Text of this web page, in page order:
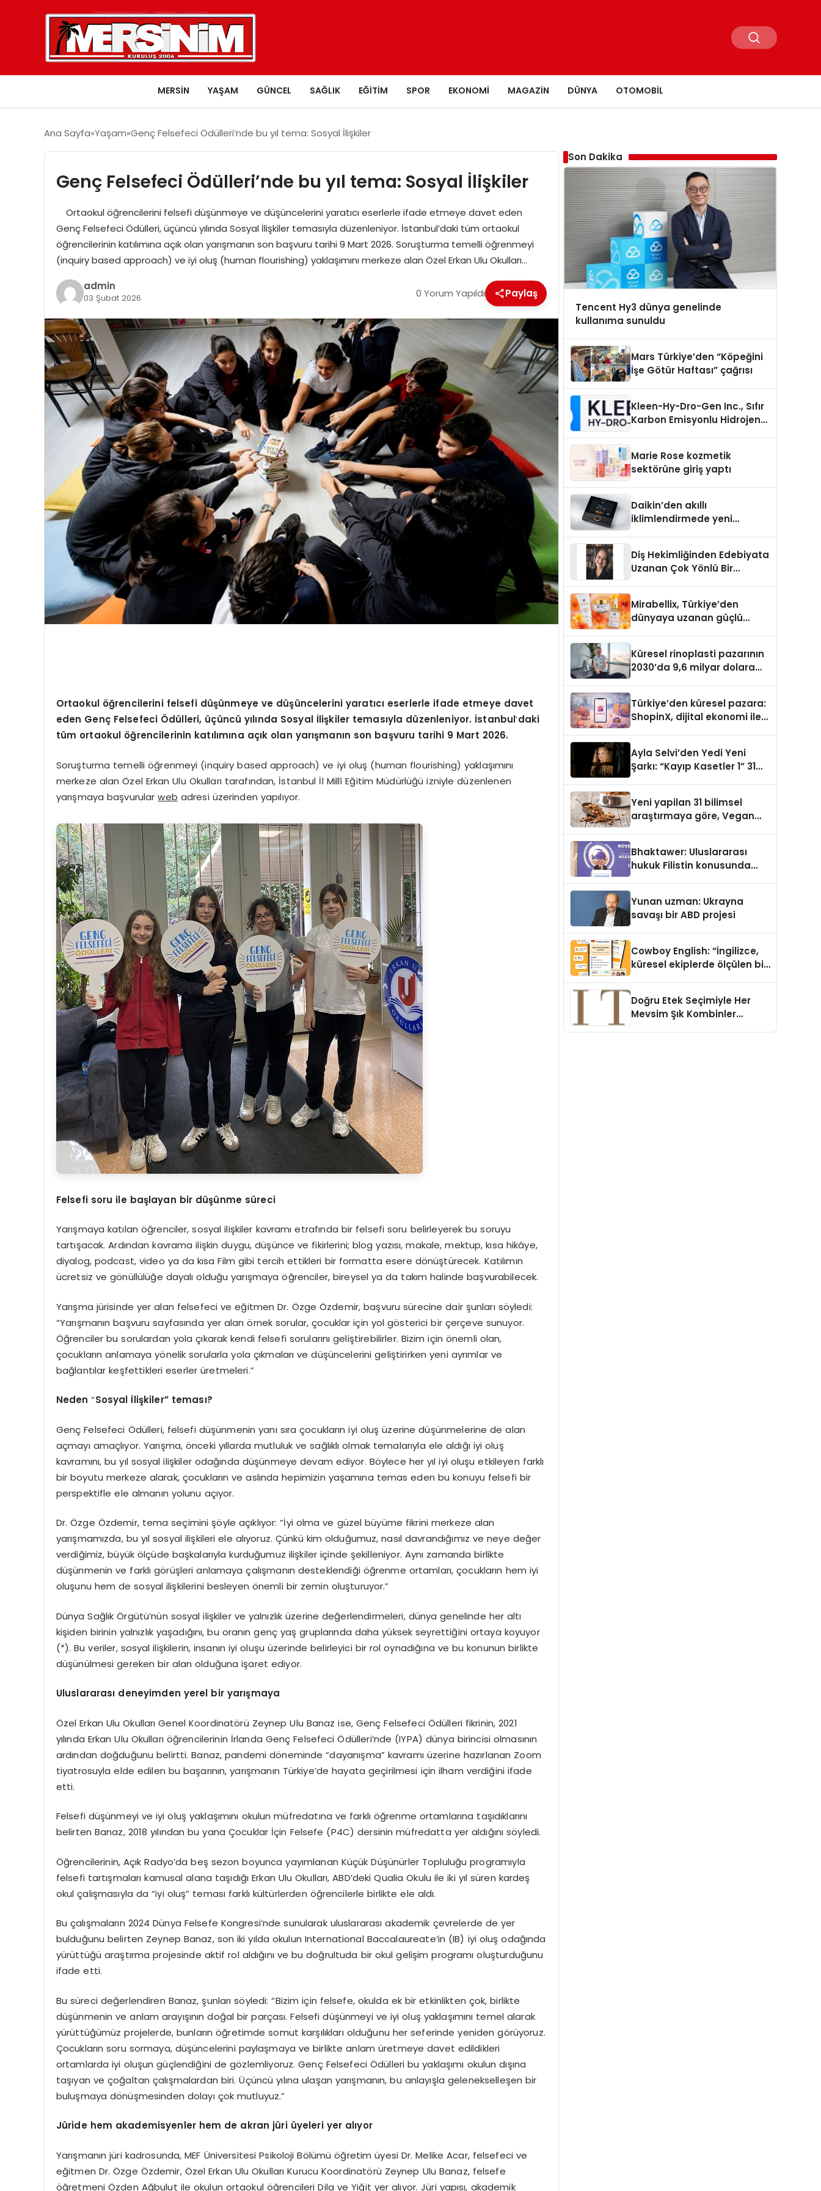
MERSIN YAŞAM GÜNCEL SAĞLIK EĞITIM SPOR EKONOMI MAGAZIN DÜNYA OTOMOBIL
Ana Sayfa Yaşam Genç Felsefeci Ödülleri’nde bu yıl tema: Sosyal İlişkiler
Genç Felsefeci Ödülleri’nde bu yıl tema: Sosyal İlişkiler
Ortaokul öğrencilerini felsefi düşünmeye ve düşüncelerini yaratıcı eserlerle ifade etmeye davet eden
Genç Felsefeci Ödülleri, üçüncü yılında Sosyal İlişkiler temasıyla düzenleniyor. İstanbul’daki tüm ortaokul
öğrencilerinin katılımına açık olan yarışmanın son başvuru tarihi 9 Mart 2026. Soruşturma temelli öğrenmeyi
(inquiry based approach) ve iyi oluş (human flourishing) yaklaşımını merkeze alan Özel Erkan Ulu Okulları…
admin
03 Şubat 2026 0 Yorum Yapıldı Paylaş
Ortaokul öğrencilerini felsefi düşünmeye ve düşüncelerini yaratıcı eserlerle ifade etmeye davet
eden Genç Felsefeci Ödülleri, üçüncü yılında Sosyal İlişkiler temasıyla düzenleniyor. İstanbul’daki
tüm ortaokul öğrencilerinin katılımına açık olan yarışmanın son başvuru tarihi 9 Mart 2026.
Soruşturma temelli öğrenmeyi (inquiry based approach) ve iyi oluş (human flourishing) yaklaşımını
merkeze alan Özel Erkan Ulu Okulları tarafından, İstanbul İl Millî Eğitim Müdürlüğü izniyle düzenlenen
yarışmaya başvurularweb adresi üzerinden yapılıyor.
Felsefi soru ile başlayan bir düşünme süreci
Yarışmaya katılan öğrenciler, sosyal ilişkiler kavramı etrafında bir felsefi soru belirleyerek bu soruyu
tartışacak. Ardından kavrama ilişkin duygu, düşünce ve fikirlerini; blog yazısı, makale, mektup, kısa hikâye,
diyalog, podcast, video ya da kısa Film gibi tercih ettikleri bir formatta esere dönüştürecek. Katılımın
ücretsiz ve gönüllülüğe dayalı olduğu yarışmaya öğrenciler, bireysel ya da takım halinde başvurabilecek.
Yarışma jürisinde yer alan felsefeci ve eğitmen Dr. Özge Özdemir, başvuru sürecine dair şunları söyledi:
“Yarışmanın başvuru sayfasında yer alan örnek sorular, çocuklar için yol gösterici bir çerçeve sunuyor.
Öğrenciler bu sorulardan yola çıkarak kendi felsefi sorularını geliştirebilirler. Bizim için önemli olan,
çocukların anlamaya yönelik sorularla yola çıkmaları ve düşüncelerini geliştirirken yeni ayrımlar ve
bağlantılar keşfettikleri eserler üretmeleri.”
Neden“Sosyal İlişkiler” teması?
Genç Felsefeci Ödülleri, felsefi düşünmenin yanı sıra çocukların iyi oluş üzerine düşünmelerine de alan
açmayı amaçlıyor. Yarışma, önceki yıllarda mutluluk ve sağlıklı olmak temalarıyla ele aldığı iyi oluş
kavramını, bu yıl sosyal ilişkiler odağında düşünmeye devam ediyor. Böylece her yıl iyi oluşu etkileyen farklı
bir boyutu merkeze alarak, çocukların ve aslında hepimizin yaşamına temas eden bu konuyu felsefi bir
perspektifle ele almanın yolunu açıyor.
Dr. Özge Özdemir, tema seçimini şöyle açıklıyor: “İyi olma ve güzel büyüme fikrini merkeze alan
yarışmamızda, bu yıl sosyal ilişkileri ele alıyoruz. Çünkü kim olduğumuz, nasıl davrandığımız ve neye değer
verdiğimiz, büyük ölçüde başkalarıyla kurduğumuz ilişkiler içinde şekilleniyor. Aynı zamanda birlikte
düşünmenin ve farklı görüşleri anlamaya çalışmanın desteklendiği öğrenme ortamları, çocukların hem iyi
oluşunu hem de sosyal ilişkilerini besleyen önemli bir zemin oluşturuyor.”
Dünya Sağlık Örgütü’nün sosyal ilişkiler ve yalnızlık üzerine değerlendirmeleri, dünya genelinde her altı
kişiden birinin yalnızlık yaşadığını, bu oranın genç yaş gruplarında daha yüksek seyrettiğini ortaya koyuyor
(*). Bu veriler, sosyal ilişkilerin, insanın iyi oluşu üzerinde belirleyici bir rol oynadığına ve bu konunun birlikte
düşünülmesi gereken bir alan olduğuna işaret ediyor.
Uluslararası deneyimden yerel bir yarışmaya
Özel Erkan Ulu Okulları Genel Koordinatörü Zeynep Ulu Banaz ise, Genç Felsefeci Ödülleri fikrinin, 2021
yılında Erkan Ulu Okulları öğrencilerinin İrlanda Genç Felsefeci Ödülleri’nde (IYPA) dünya birincisi olmasının
ardından doğduğunu belirtti. Banaz, pandemi döneminde “dayanışma” kavramı üzerine hazırlanan Zoom
tiyatrosuyla elde edilen bu başarının, yarışmanın Türkiye’de hayata geçirilmesi için ilham verdiğini ifade
etti.
Felsefi düşünmeyi ve iyi oluş yaklaşımını okulun müfredatına ve farklı öğrenme ortamlarına taşıdıklarını
belirten Banaz, 2018 yılından bu yana Çocuklar İçin Felsefe (P4C) dersinin müfredatta yer aldığını söyledi.
Öğrencilerinin, Açık Radyo’da beş sezon boyunca yayımlanan Küçük Düşünürler Topluluğu programıyla
felsefi tartışmaları kamusal alana taşıdığı Erkan Ulu Okulları, ABD’deki Qualia Okulu ile iki yıl süren kardeş
okul çalışmasıyla da “iyi oluş” teması farklı kültürlerden öğrencilerle birlikte ele aldı.
Bu çalışmaların 2024 Dünya Felsefe Kongresi’nde sunularak uluslararası akademik çevrelerde de yer
bulduğunu belirten Zeynep Banaz, son iki yılda okulun International Baccalaureate’in (IB) iyi oluş odağında
yürüttüğü araştırma projesinde aktif rol aldığını ve bu doğrultuda bir okul gelişim programı oluşturduğunu
ifade etti.
Bu süreci değerlendiren Banaz, şunları söyledi: “Bizim için felsefe, okulda ek bir etkinlikten çok, birlikte
düşünmenin ve anlam arayışının doğal bir parçası. Felsefi düşünmeyi ve iyi oluş yaklaşımını temel alarak
yürüttüğümüz projelerde, bunların öğretimde somut karşılıkları olduğunu her seferinde yeniden görüyoruz.
Çocukların soru sormaya, düşüncelerini paylaşmaya ve birlikte anlam üretmeye davet edildikleri
ortamlarda iyi oluşun güçlendiğini de gözlemliyoruz. Genç Felsefeci Ödülleri bu yaklaşımı okulun dışına
taşıyan ve çoğaltan çalışmalardan biri. Üçüncü yılına ulaşan yarışmanın, bu anlayışla gelenekselleşen bir
buluşmaya dönüşmesinden dolayı çok mutluyuz.”
Jüride hem akademisyenler hem de akran jüri üyeleri yer alıyor
Yarışmanın jüri kadrosunda, MEF Üniversitesi Psikoloji Bölümü öğretim üyesi Dr. Melike Acar, felsefeci ve
eğitmen Dr. Özge Özdemir, Özel Erkan Ulu Okulları Kurucu Koordinatörü Zeynep Ulu Banaz, felsefe
öğretmeni Özden Ağbulut ile okulun ortaokul öğrencileri Dila ve Yiğit yer alıyor. Jüri yapısı, akademik
Son Dakika
Tencent Hy3 dünya genelinde
kullanıma sunuldu
Mars Türkiye’den “Köpeğini
İşe Götür Haftası” çağrısı
Kleen-Hy-Dro-Gen Inc., Sıfır
Karbon Emisyonlu Hidrojen
Aldı
Marie Rose kozmetik
sektörüne giriş yaptı
Daikin’den akıllı
iklimlendirmede yeni
Diş Hekimliğinden Edebiyata
Uzanan Çok Yönlü Bir
Mirabellix, Türkiye’den
dünyaya uzanan güçlü
Küresel rinoplasti pazarının
2030’da 9,6 milyar dolara
Türkiye’den küresel pazara:
ShopinX, dijital ekonomi ile
Ayla Selvi’den Yedi Yeni
Şarkı: “Kayıp Kasetler 1” 31
Yeni yapilan 31 bilimsel
araştırmaya göre, Vegan
Sindirildiğini Ortaya Koydu
Bhaktawer: Uluslararası
hukuk Filistin konusunda
Yunan uzman: Ukrayna
savaşı bir ABD projesi
Cowboy English: “İngilizce,
küresel ekiplerde ölçülen bir
Doğru Etek Seçimiyle Her
Mevsim Şık Kombinler